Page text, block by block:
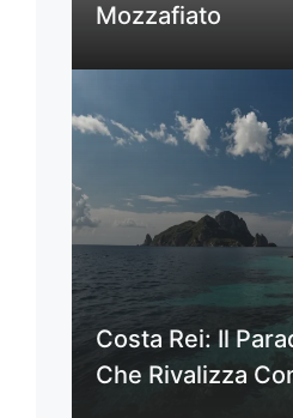
Mozzafiato
Costa Rei: Il
Che Rivalizza